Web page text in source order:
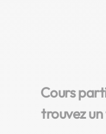
Cours
trouvez